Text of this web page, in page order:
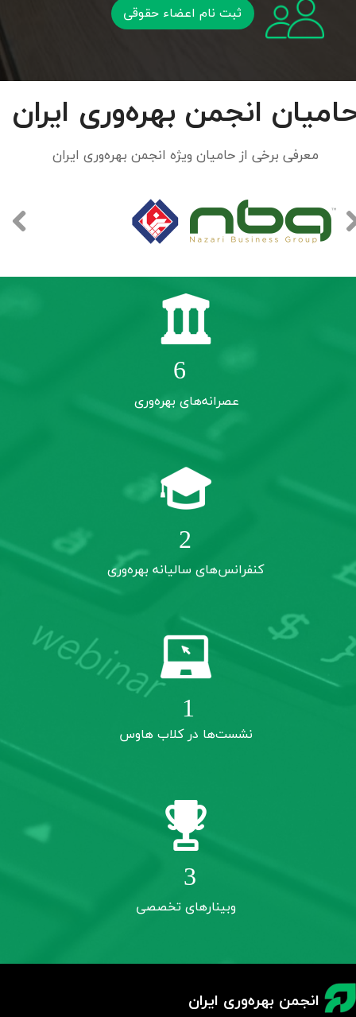
ثبت نام اعضاء حقوقی
انجمن بهره‌وری ایران
معرفی برخی از حامیان ویژه انجمن بهره‌وری ایران
عصرانه‌های بهره‌وری
13
وبینار‌های تخصصی
8
نشست‌ها در کلاب هاوس
4
کنفرانس‌های سالیانه بهره‌وری
5
انجمن بهره‌وری ایران